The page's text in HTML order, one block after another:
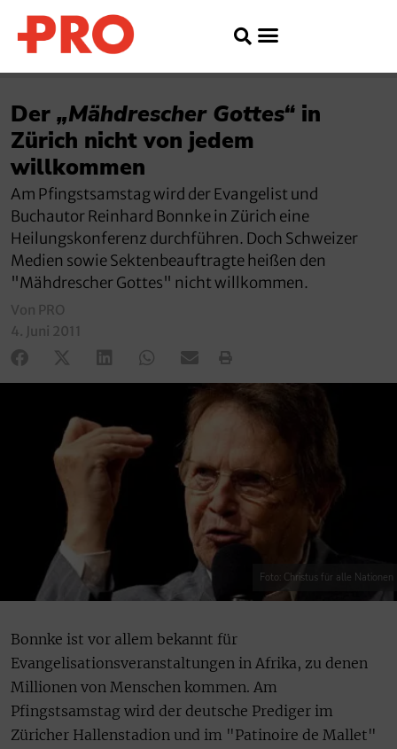
Der „Mähdrescher Gottes“ in
Zürich nicht von jedem
willkommen
Am Pfingstsamstag wird der Evangelist und
Buchautor Reinhard Bonnke in Zürich eine
Heilungskonferenz durchführen. Doch Schweizer
Medien sowie Sektenbeauftragte heißen den
"Mähdrescher Gottes" nicht willkommen.
Von PRO
4. Juni 2011
Foto: Christus für alle Nationen
Bonnke ist vor allem bekannt für
Evangelisationsveranstaltungen in Afrika, zu denen
Millionen von Menschen kommen. Am
Pfingstsamstag wird der deutsche Prediger im
Züricher Hallenstadion und im "Patinoire de Mallet"